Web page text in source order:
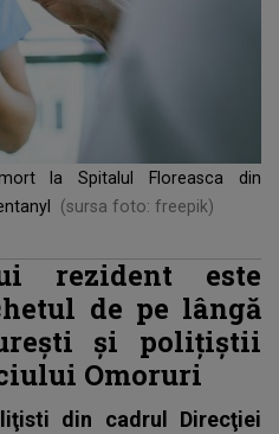
la Spitalul Floreasca din
(sursa foto: freepik)
rezident este
de pe lângă
și polițiștii
Omoruri
din cadrul Direcţiei